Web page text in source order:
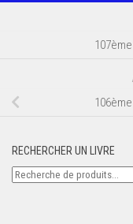
RECHERCHER UN LIVRE
Recherche